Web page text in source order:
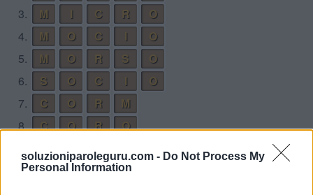
soluzioniparoleguru.com - Do Not Process My
Personal Information
3.
M C R
O
4.
M O C
O
5.
M O R S
O
6.
S O C I
O
7.
C O R
M
8. C O R
O
O S
10. M I S
O